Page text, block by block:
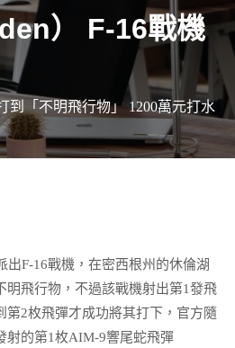
） F-16戰機
到「不明飛行物」 1200萬元打水
出F-16戰機，在密西根州的休倫湖
明飛行物，不過該戰機射出第1發飛
第2枚飛彈才成功將其打下，官方隨
射的第1枚AIM-9響尾蛇飛彈